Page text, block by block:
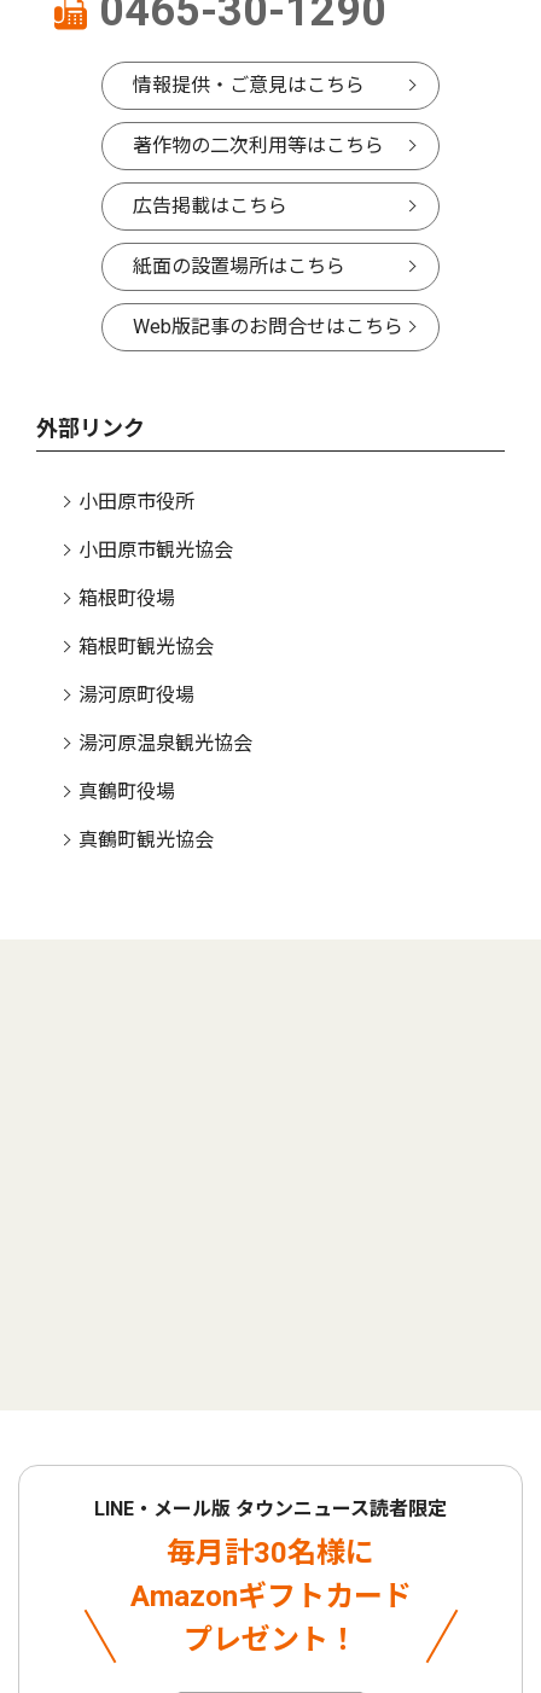
0465-30-1290
情報提供・ご意見はこちら
著作物の二次利用等はこちら
広告掲載はこちら
紙面の設置場所はこちら
Web版記事のお問合せはこちら
外部リンク
小田原市役所
小田原市観光協会
箱根町役場
箱根町観光協会
湯河原町役場
湯河原温泉観光協会
真鶴町役場
真鶴町観光協会
LINE・メール版 タウンニュース読者限定
毎月計30名様に
Amazonギフトカード
プレゼント！